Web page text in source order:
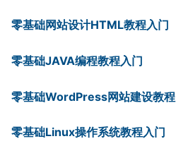
零基础网站设计HTML教程入门
零基础JAVA编程教程入门
零基础WordPress网站建设教程
零基础Linux操作系统教程入门